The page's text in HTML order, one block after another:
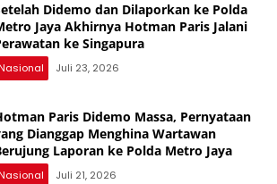
Didemo dan Dilaporkan ke Polda
Jaya Akhirnya Hotman Paris Jalani
ke Singapura
Nasional Juli 23, 2026
Paris Didemo Massa, Pernyataan
Dianggap Menghina Wartawan
Laporan ke Polda Metro Jaya
Nasional Juli 21, 2026